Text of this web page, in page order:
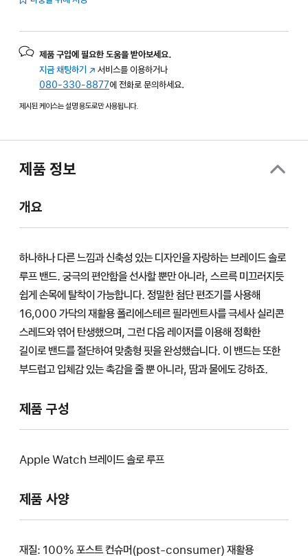
제품 구입에 필요한 도움을 받아보세요.
지금 채팅하기 (새
창에서
열림)
서비스를 이용하거나
080-330-8877에 전화로 문의하세요.
제시된 케이스는 설명 용도로만 사용됩니다.
제품 정보
개요
하나하나 다른 느낌과 신축성 있는 디자인을 자랑하는 브레이드 솔로
루프 밴드. 궁극의 편안함을 선사할 뿐만 아니라, 스르륵 미끄러지듯
쉽게 손목에 탈착이 가능합니다. 정밀한 첨단 편조기를 사용해
16,000 가닥의 재활용 폴리에스테르 필라멘트사를 극세사 실리콘
스레드와 엮어 탄생했으며, 그런 다음 레이저를 이용해 정확한
길이로 밴드를 절단하여 맞춤형 핏을 완성했습니다. 이 밴드는 또한
부드럽고 입체감 있는 촉감을 줄 뿐 아니라, 땀과 물에도 강하죠.
제품 구성
Apple Watch 브레이드 솔로 루프
제품 사양
재질: 100% 포스트 컨슈머(post-consumer) 재활용